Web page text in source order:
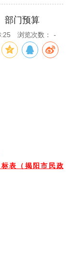
部门预算
浏览次数： -
表（揭阳市民政